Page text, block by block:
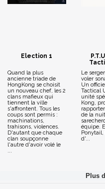
Election 1
Quand la plus
ancienne triade de
HongKong se choisit
un nouveau chef, les 2
clans mafieux qui
tiennent la ville
s'affrontent. Tous les
coups sont permis :
machinations,
trahisons, violences.
D'autant que chaque
clan soupçonne
l'autre d'avoir volé le
...
Le
voler
Un
Tactical
unité
Kong,
de la
équipe.
d'...